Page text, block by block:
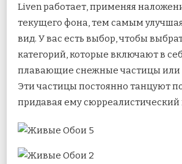
Liven работает, применяя
текущего фона, тем самым
вид. У вас есть выбор, чтобы
категорий, которые включают в
плавающие снежные частицы
Эти частицы постоянно танцуют
придавая ему сюрреалистический